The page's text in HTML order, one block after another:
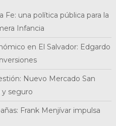
Fe: una política pública para la
Infancia
en El Salvador: Edgardo
Nuevo Mercado San
seguro
Frank Menjívar impulsa